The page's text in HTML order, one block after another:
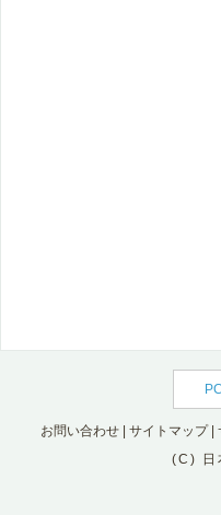
お問い合わせ| サイトマップ|
(C) 日